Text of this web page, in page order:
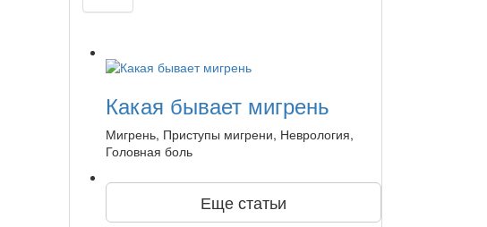
Какая бывает мигрень
Мигрень, Приступы мигрени, Неврология,
Головная боль
Еще статьи